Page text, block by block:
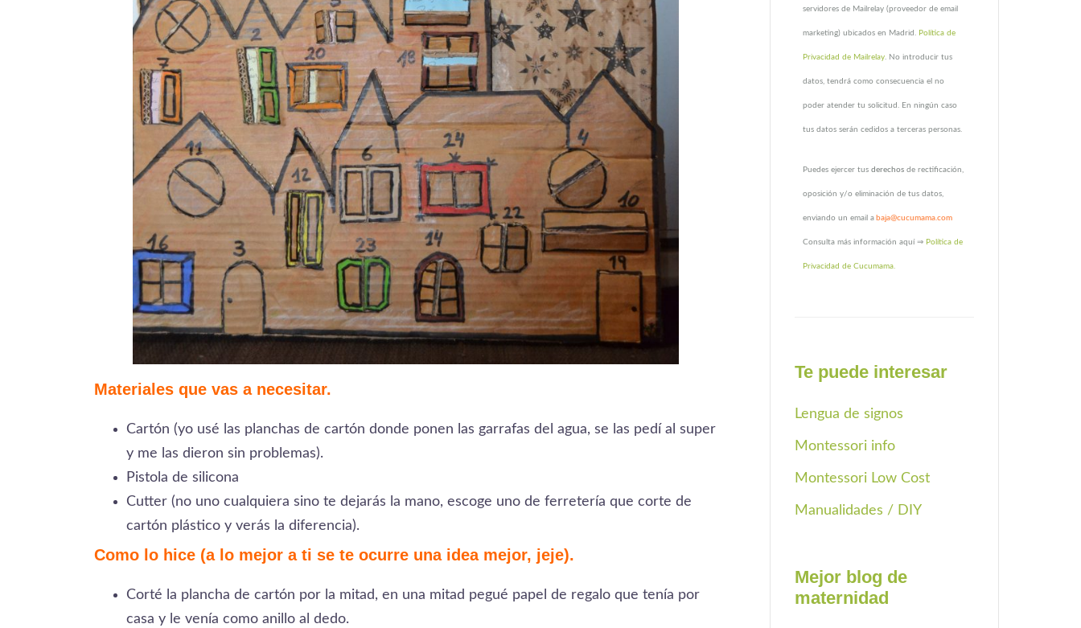
Materiales que vas a necesitar.
Cartón (yo usé las planchas de cartón donde ponen las garrafas del agua, se las pedí al super
y me las dieron sin problemas).
Pistola de silicona
Cutter (no uno cualquiera sino te dejarás la mano, escoge uno de ferretería que corte de
cartón plástico y verás la diferencia).
Como lo hice (a lo mejor a ti se te ocurre una idea mejor, jeje).
Corté la plancha de cartón por la mitad, en una mitad pegué papel de regalo que tenía por
casa y le venía como anillo al dedo.
servidores de Mailrelay (proveedor de email
marketing) ubicados en Madrid. Política de
Privacidad de Mailrelay . No introducir tus
datos, tendrá como consecuencia el no
poder atender tu solicitud. En ningún caso
tus datos serán cedidos a terceras personas.
Puedes ejercer tus derechos de rectificación,
oposición y/o eliminación de tus datos,
enviando un email a baja@cucumama.com
Consulta más información aquí ⇒ Política de
Privacidad de Cucumama.
Te puede interesar
Lengua de signos
Montessori info
Montessori Low Cost
Manualidades / DIY
Mejor blog de
maternidad